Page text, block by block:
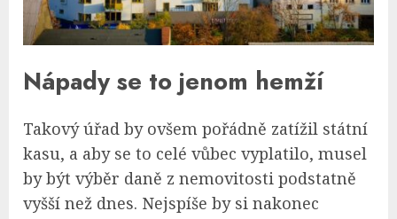
Nápady se to jenom hemží
Takový úřad by ovšem pořádně zatížil státní
kasu, a aby se to celé vůbec vyplatilo, musel
by být výběr daně z nemovitosti podstatně
vyšší než dnes. Nejspíše by si nakonec